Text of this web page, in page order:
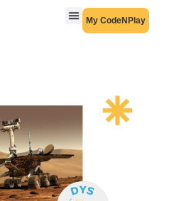
My CodeNPlay